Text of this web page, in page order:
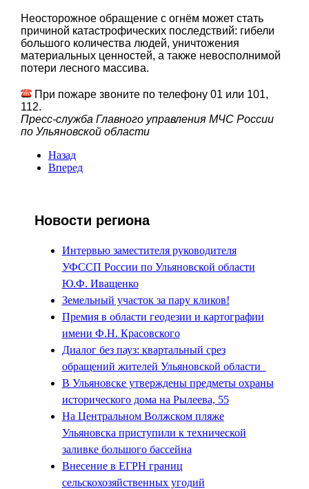
Неосторожное обращение с огнём может стать
причиной катастрофических последствий: гибели
большого количества людей, уничтожения
материальных ценностей, а также невосполнимой
потери лесного массива.
При пожаре звоните по телефону 01 или 101,
112.
Пресс-служба Главного управления МЧС России
по Ульяновской области
Назад
Вперед
Новости региона
Интервью заместителя руководителя
УФССП России по Ульяновской области
Ю.Ф. Иващенко
Земельный участок за пару кликов!
Премия в области геодезии и картографии
имени Ф.Н. Красовского
Диалог без пауз: квартальный срез
обращений жителей Ульяновской области
В Ульяновске утверждены предметы охраны
исторического дома на Рылеева, 55
На Центральном Волжском пляже
Ульяновска приступили к технической
заливке большого бассейна
Внесение в ЕГРН границ
сельскохозяйственных угодий